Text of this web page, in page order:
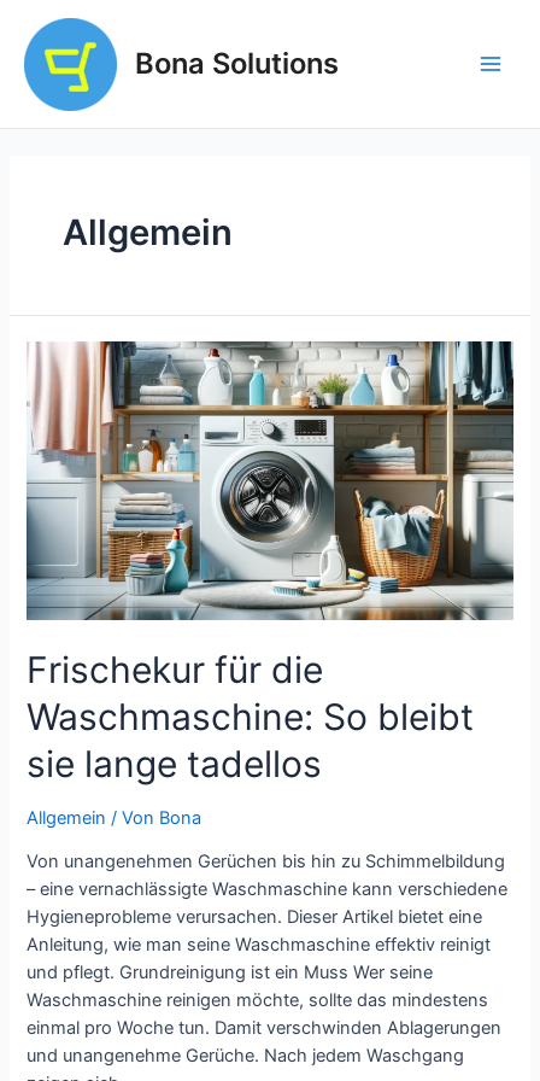
Inhalt
springen
Bona Solutions
Allgemein
Frischekur für die
Waschmaschine: So bleibt
sie lange tadellos
Allgemein / Von Bona
Von unangenehmen Gerüchen bis hin zu Schimmelbildung
– eine vernachlässigte Waschmaschine kann verschiedene
Hygieneprobleme verursachen. Dieser Artikel bietet eine
Anleitung, wie man seine Waschmaschine effektiv reinigt
und pflegt. Grundreinigung ist ein Muss Wer seine
Waschmaschine reinigen möchte, sollte das mindestens
einmal pro Woche tun. Damit verschwinden Ablagerungen
und unangenehme Gerüche. Nach jedem Waschgang